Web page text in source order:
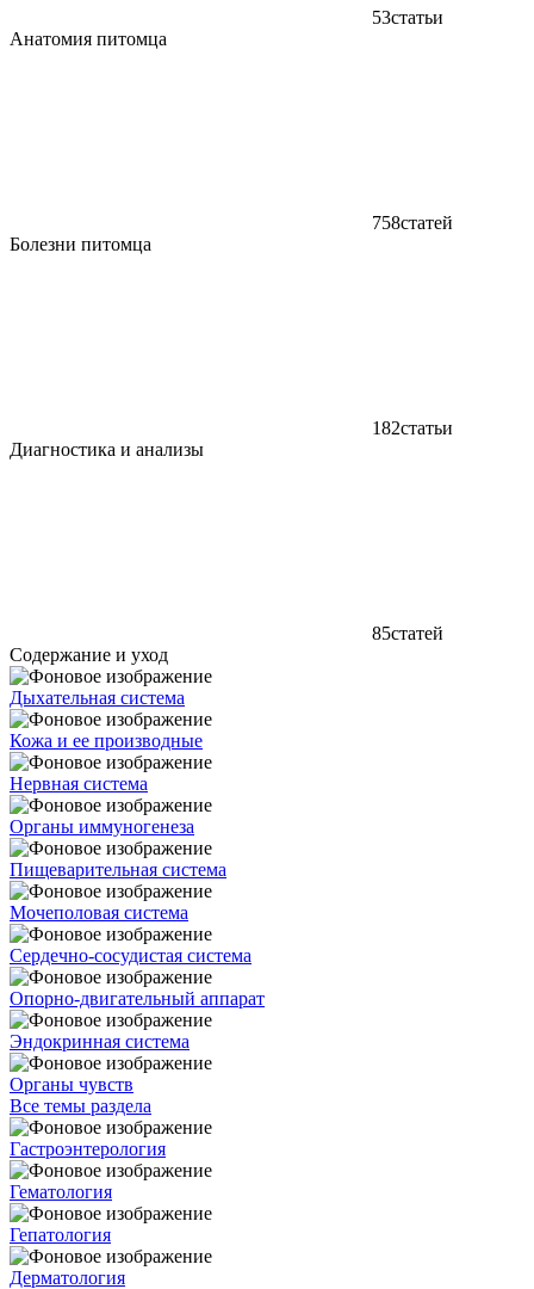
53статьи
Анатомия питомца
758статей
Болезни питомца
182статьи
Диагностика и анализы
85статей
Содержание и уход
Дыхательная система
Кожа и ее производные
Нервная система
Органы иммуногенеза
Пищеварительная система
Мочеполовая система
Сердечно-сосудистая система
Опорно-двигательный аппарат
Эндокринная система
Органы чувств
Все темы раздела
Гастроэнтерология
Гематология
Гепатология
Дерматология